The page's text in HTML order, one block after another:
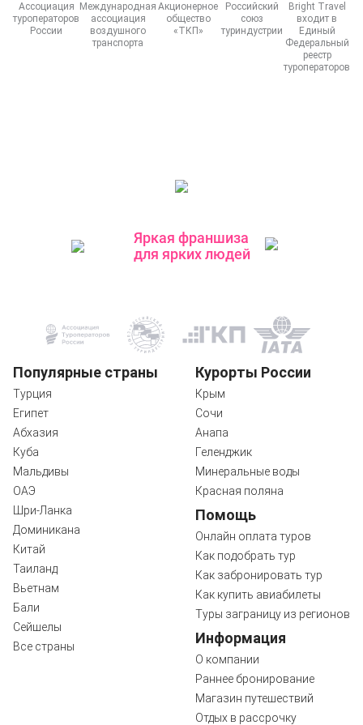
Ассоциация
туроператоров
России
Международная
ассоциация
воздушного
транспорта
Российский
союз
туриндустрии
Акционерное
общество
«ТКП»
Bright Travel
входит в
Единый
Федеральный
реестр
туроператоров
Яркая франшиза
для ярких людей
Популярные страны
Турция
Египет
Абхазия
Куба
Мальдивы
ОАЭ
Шри-Ланка
Доминикана
Китай
Таиланд
Вьетнам
Бали
Сейшелы
Все страны
Курорты России
Крым
Сочи
Анапа
Геленджик
Минеральные воды
Красная поляна
Помощь
Онлайн оплата туров
Как подобрать тур
Как забронировать тур
Как купить авиабилеты
Туры заграницу из регионов
Информация
О компании
Раннее бронирование
Магазин путешествий
Отдых в рассрочку